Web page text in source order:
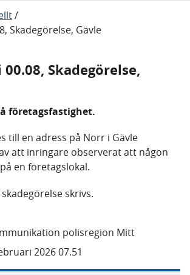
/
Skadegörelse, Gävle
Skadegörelse,
företagsfastighet.
till en adress på Norr i Gävle
att inringare observerat att någon
en företagslokal.
skrivs.
polisregion Mitt
2026 07.51